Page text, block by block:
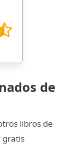
de
libros de
gratis